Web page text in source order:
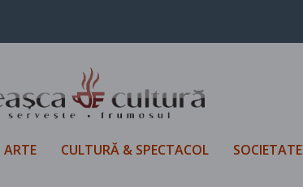
ARTE CULTURĂ & SPECTACOL SOCIETATE